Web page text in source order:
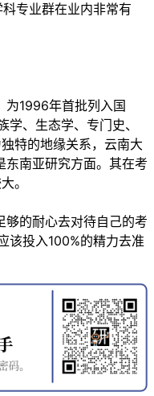
专业群在业内非常有
为1996年首批列入国
学、生态学、专门史、
特的地缘关系，云南大
东南亚研究方面。其在考
。
够的耐心去对待自己的考
该投入100%的精力去准